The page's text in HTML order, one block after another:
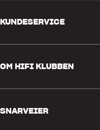
KUNDESERVICE
Retur og reklamasjon
Angre på bestilling
OM HIFI KLUBBEN
SNARVEIER